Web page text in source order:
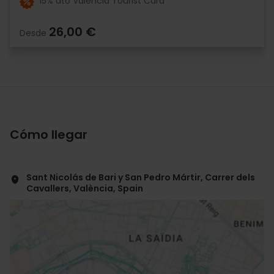
Desde 26,00 €
Cómo llegar
Sant Nicolás de Bari y San Pedro Mártir, Carrer dels
Cavallers, València, Spain